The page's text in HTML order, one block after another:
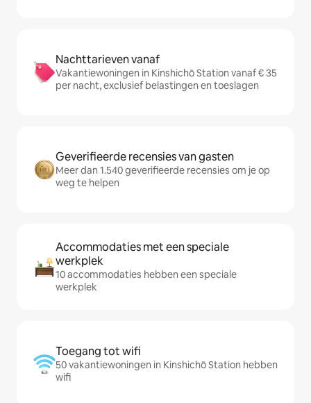
Nachttarieven vanaf
Vakantiewoningen in Kinshichō Station vanaf € 35
per nacht, exclusief belastingen en toeslagen
Geverifieerde recensies van gasten
Meer dan 1.540 geverifieerde recensies om je op
weg te helpen
Accommodaties met een speciale
werkplek
10 accommodaties hebben een speciale
werkplek
Toegang tot wifi
50 vakantiewoningen in Kinshichō Station hebben
wifi